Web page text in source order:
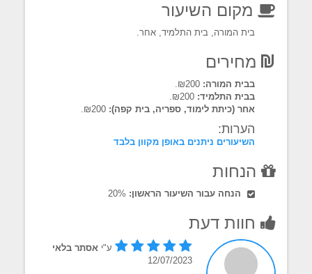
מקום השיעור
בית המורה, בית התלמיד, אחר.
מחירים
בבית המורה:
בבית התלמיד:
אחר (כיתת לימוד, ספריה, בית קפה):
הערות:
השיעורים ניתנים באופן מקוון בלבד
הנחות
הנחה עבור השיעור הראשון:
חוות דעת
ע"י אסתר בלאי
12/07/2023